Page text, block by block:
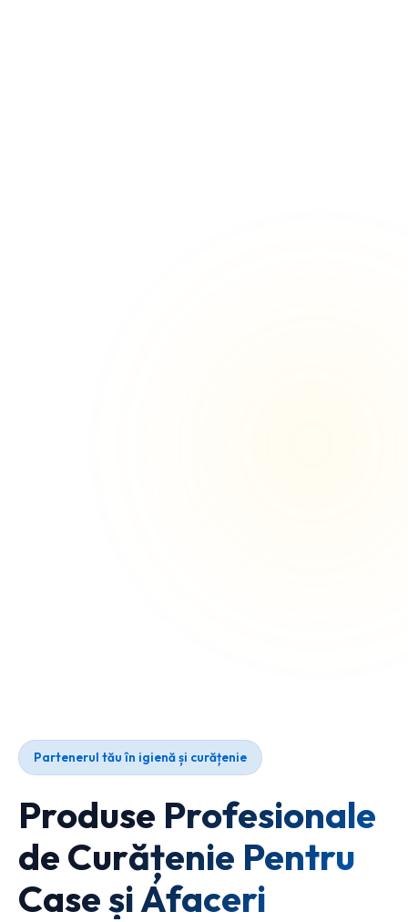
Partenerul tău în igienă și curățenie
Produse Profesionale
de Curățenie Pentru
Case și Afaceri